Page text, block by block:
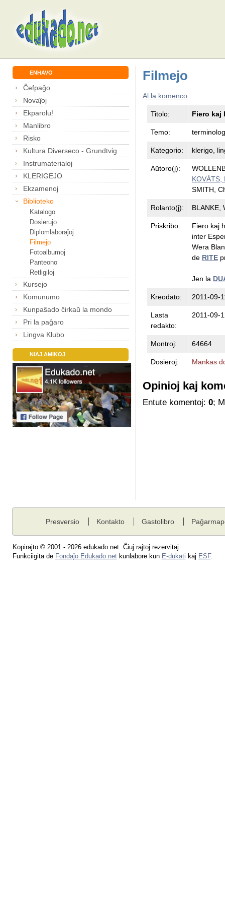
ENHAVO
Ĉefpaĝo
Novaĵoj
Ekparolu!
Manlibro
Risko
Kultura Diverseco - Grundtvig
Instrumaterialoj
KLERIGEJO
Ekzamenoj
Biblioteko
Katalogo
Dosierujo
Diplomlaboraĵoj
Filmejo
Fotoalbumoj
Panteono
Retligiloj
Kursejo
Komunumo
Kunpaŝado ĉirkaŭ la mondo
Pri la paĝaro
Lingva Klubo
NIAJ AMIKOJ
Filmejo
Al la komenco
Titolo: Fiero kaj
Temo:
Kategorio: klerigo,
Aŭtoro(j):
KOVÁTS,
SMITH,
Rolanto(j): BLANKE,
Priskribo:
Fiero kaj
inter
Wera
de RITE
Jen la
Kreodato: 2011-09-
Lasta
redakto:
2011-09-
Montroj: 64664
Dosieroj: Mankas
Opinioj kaj
Entute komentoj:0;
Presversio Kontakto Gastolibro
Kopirajto © 2001 - 2026 edukado.net. Ĉiuj rajtoj rezervitaj.
Funkciigita de Fondaĵo Edukado.netkunlabore kun E-dukati kaj ESF.